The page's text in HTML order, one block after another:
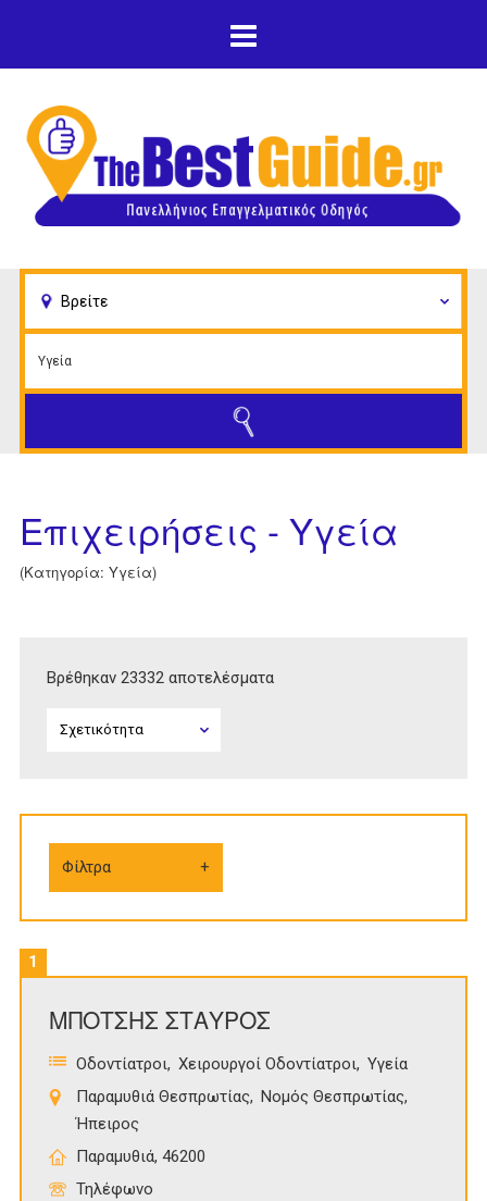
κυρίως περιεχόμενο
Επιχειρήσεις - Υγεία
(Κατηγορία: Υγεία)
Βρέθηκαν 23332 αποτελέσματα
Φίλτρα
1
ΜΠΟΤΣΗΣ ΣΤΑΥΡΟΣ
Οδοντίατροι Χειρουργοί Οδοντίατροι Υγεία
Παραμυθιά Θεσπρωτίας
Νομός Θεσπρωτίας
Ήπειρος
Παραμυθιά, 46200
Τηλέφωνο